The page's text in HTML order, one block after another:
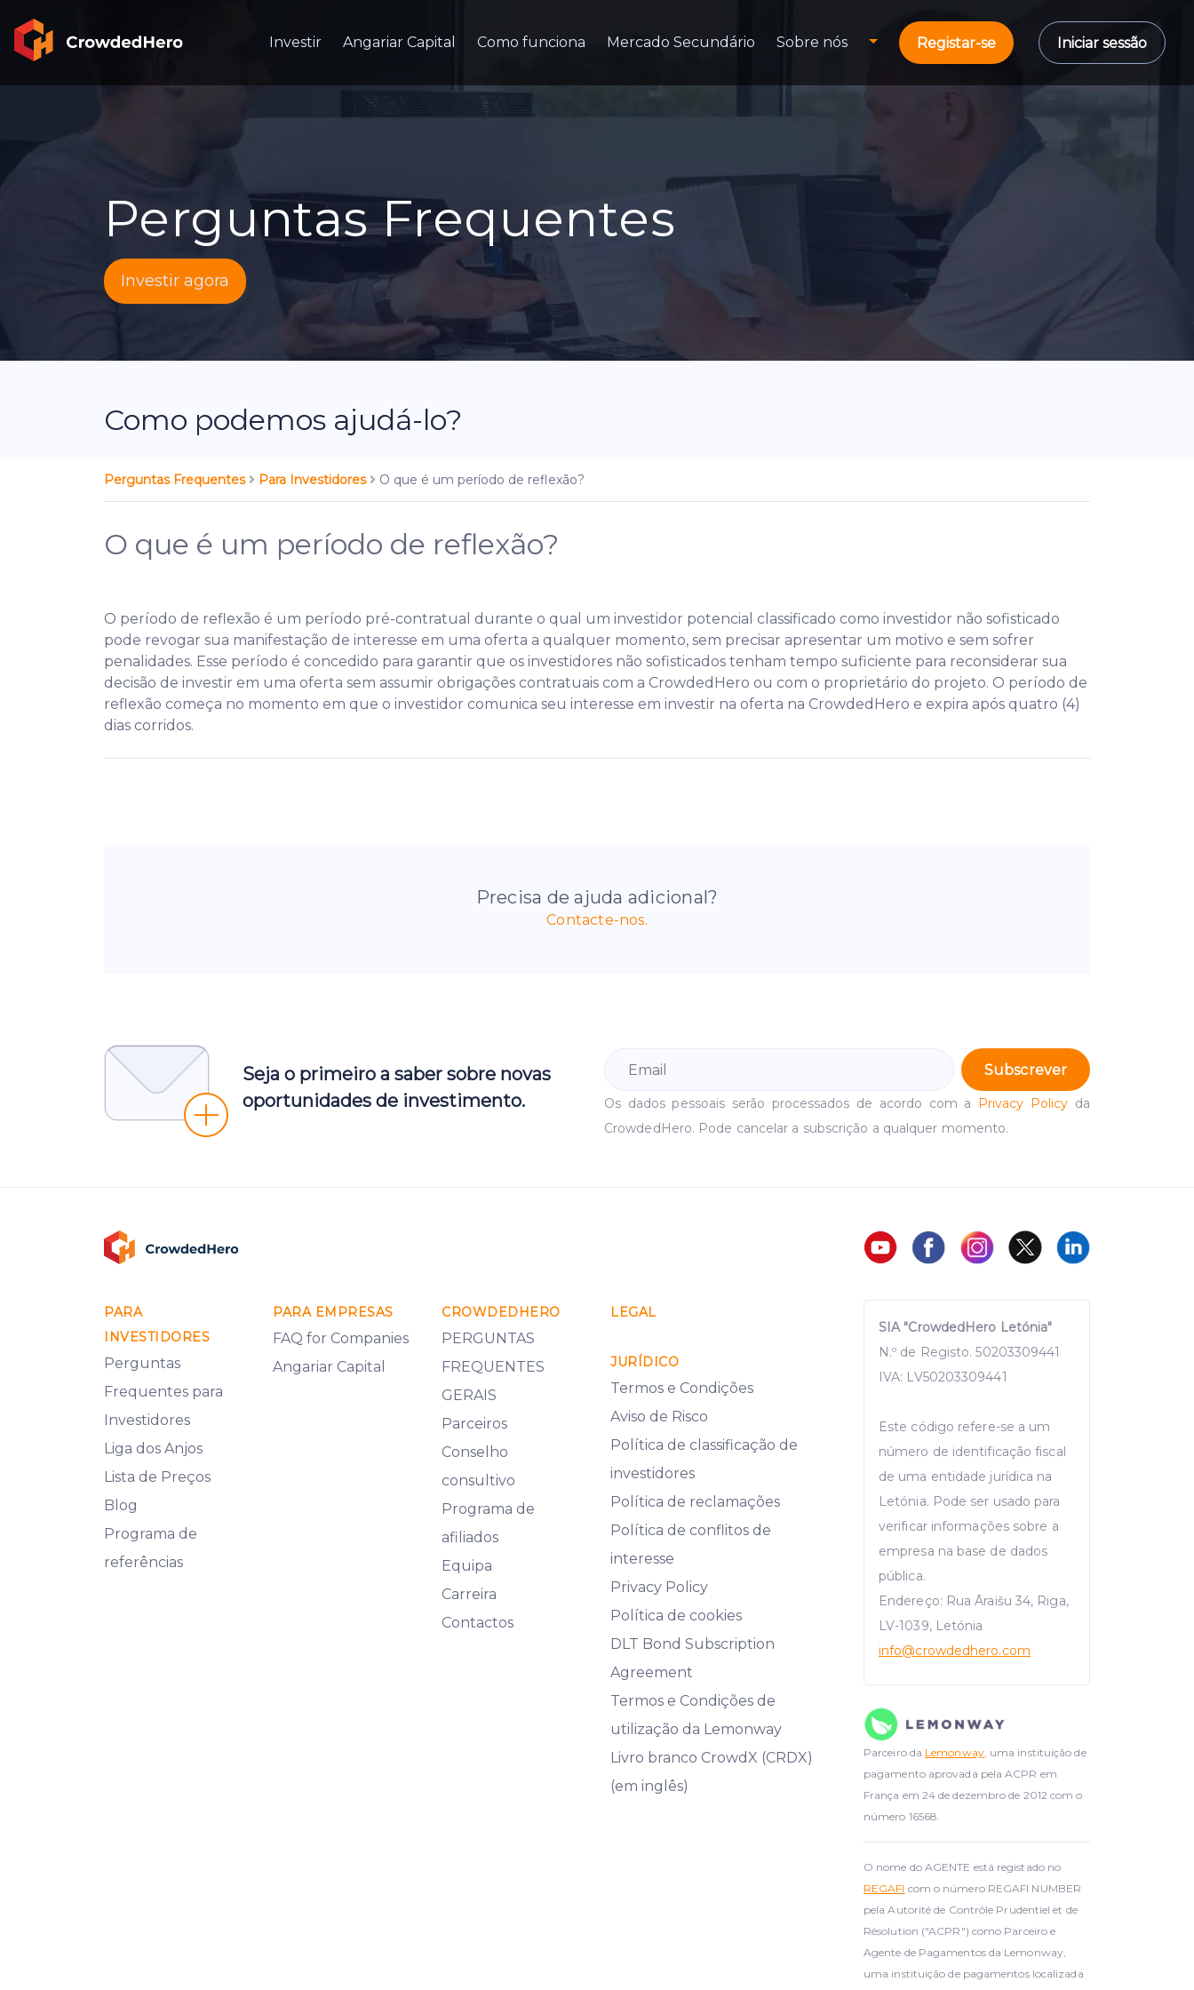
Investir Angariar Capital Como funciona Mercado Secundário Sobre nós Registar-se Iniciar sessão
Perguntas Frequentes
Investir agora
Como podemos ajudá-lo?
Perguntas Frequentes Para Investidores O que é um período de reflexão?
O que é um período de reflexão?
O período de reflexão é um período pré-contratual durante o qual um investidor potencial classificado como investidor não sofisticado
pode revogar sua manifestação de interesse em uma oferta a qualquer momento, sem precisar apresentar um motivo e sem sofrer
penalidades. Esse período é concedido para garantir que os investidores não sofisticados tenham tempo suficiente para reconsiderar sua
decisão de investir em uma oferta sem assumir obrigações contratuais com a CrowdedHero ou com o proprietário do projeto. O período de
reflexão começa no momento em que o investidor comunica seu interesse em investir na oferta na CrowdedHero e expira após quatro (4)
dias corridos.
Precisa de ajuda adicional?
Contacte-nos.
Seja o primeiro a saber sobre novas
oportunidades de investimento.
Subscrever
Os dados pessoais serão processados de acordo com a Privacy Policy da
CrowdedHero. Pode cancelar a subscrição a qualquer momento.
PARA
INVESTIDORES
Perguntas
Frequentes para
Investidores
Liga dos Anjos
Lista de Preços
Blog
Programa de
referências
PARA EMPRESAS
FAQ for Companies
Angariar Capital
CROWDEDHERO
PERGUNTAS
FREQUENTES
GERAIS
Parceiros
Conselho
consultivo
Programa de
afiliados
Equipa
Carreira
Contactos
LEGAL
JURÍDICO
Termos e Condições
Aviso de Risco
Política de classificação de
investidores
Política de reclamações
Política de conflitos de
interesse
Privacy Policy
Política de cookies
DLT Bond Subscription
Agreement
Termos e Condições de
utilização da Lemonway
Livro branco CrowdX (CRDX)
(em inglês)
SIA "CrowdedHero Letónia"
N.º de Registo. 50203309441
IVA: LV50203309441
Este código refere-se a um
número de identificação fiscal
de uma entidade jurídica na
Letónia. Pode ser usado para
verificar informações sobre a
empresa na base de dados
pública.
Endereço: Rua Āraišu 34, Riga,
LV-1039, Letónia
info@crowdedhero.com
Parceiro da Lemonway, uma instituição de
pagamento aprovada pela ACPR em
França em 24 de dezembro de 2012 com o
número 16568.
O nome do AGENTE está registado no
REGAFI com o número REGAFI NUMBER
pela Autorité de Contrôle Prudentiel et de
Résolution ("ACPR") como Parceiro e
Agente de Pagamentos da Lemonway,
uma instituição de pagamentos localizada